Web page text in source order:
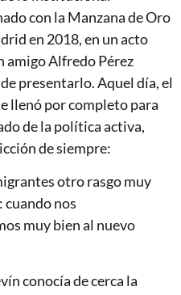
con la Manzana de Oro
en 2018, en un acto
amigo Alfredo Pérez
presentarlo. Aquel día, el
llenó por completo para
de la política activa,
de siempre:
otro rasgo muy
nos
muy bien al nuevo
conocía de cerca la